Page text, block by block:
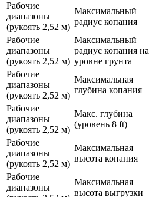
Рабочие
диапазоны
(рукоять 2,52 м)
Максимальный
радиус копания
Рабочие
диапазоны
(рукоять 2,52 м)
Максимальный
радиус копания на
уровне грунта
Рабочие
диапазоны
(рукоять 2,52 м)
Максимальная
глубина копания
Рабочие
диапазоны
(рукоять 2,52 м)
Макс. глубина
(уровень 8 ft)
Рабочие
диапазоны
(рукоять 2,52 м)
Максимальная
высота копания
Рабочие
диапазоны
Максимальная
высота выгрузки